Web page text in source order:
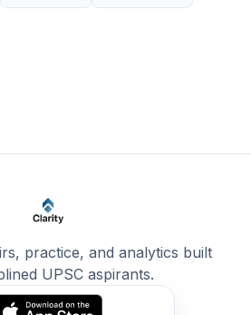
practice, and analytics built
UPSC aspirants.